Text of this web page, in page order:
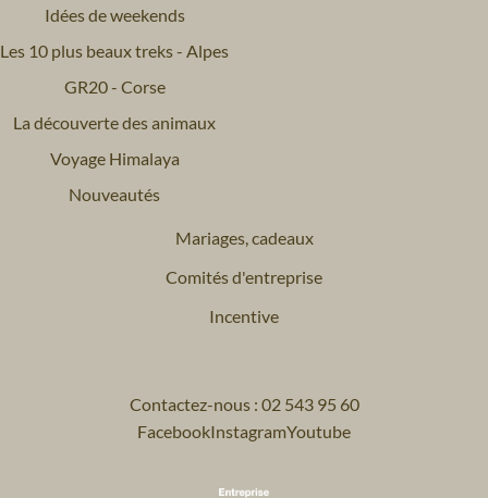
Idées de weekends
Les 10 plus beaux treks - Alpes
GR20 - Corse
La découverte des animaux
Voyage Himalaya
Nouveautés
Mariages, cadeaux
Comités d'entreprise
Incentive
Contactez-nous : 02 543 95 60
FacebookInstagramYoutube